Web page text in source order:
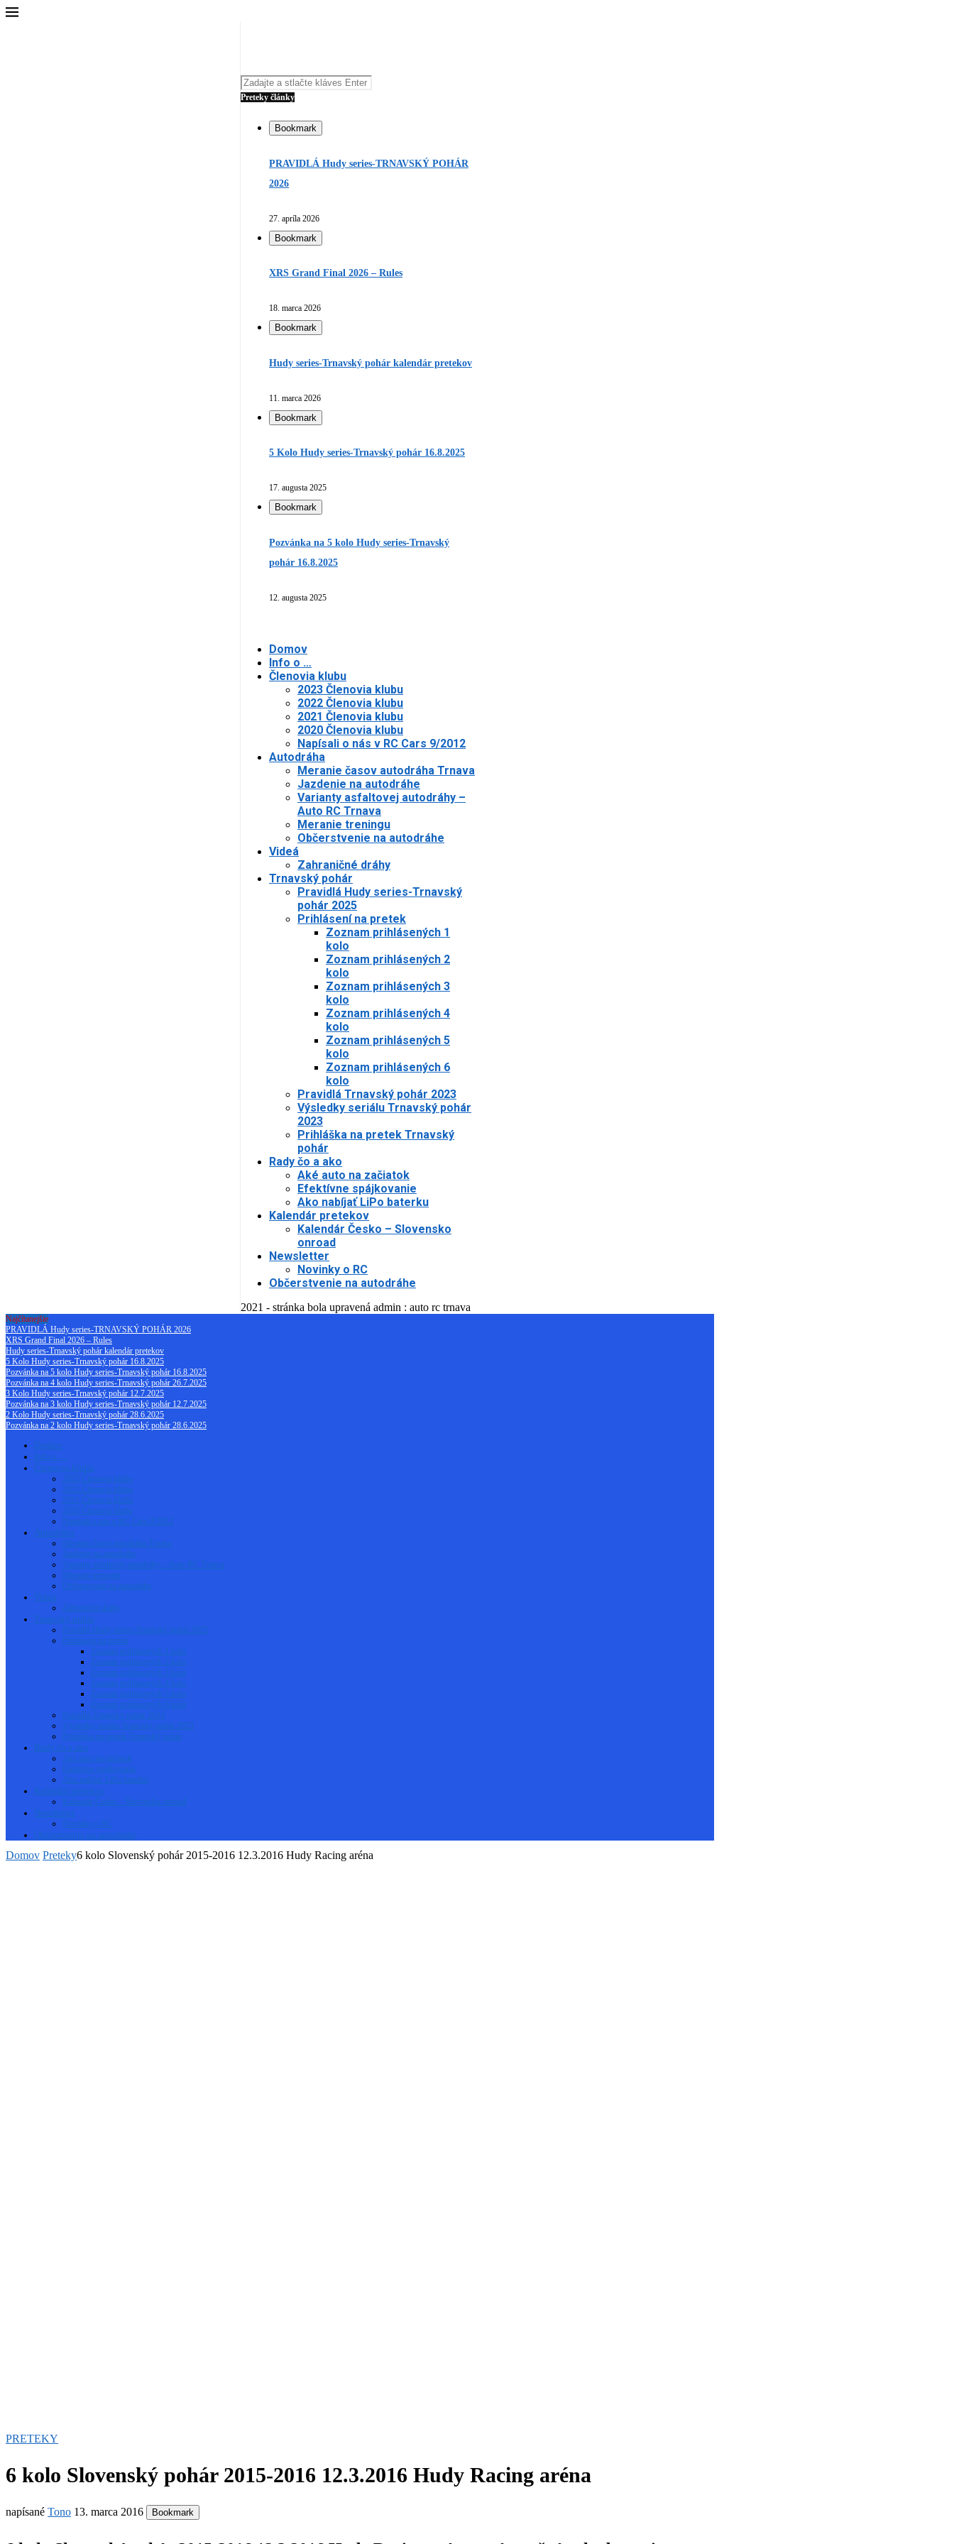
Preteky články
Bookmark
PRAVIDLÁ Hudy series-TRNAVSKÝ POHÁR
2026
27. apríla 2026
Bookmark
XRS Grand Final 2026 – Rules
18. marca 2026
Bookmark
Hudy series-Trnavský pohár kalendár pretekov
11. marca 2026
Bookmark
5 Kolo Hudy series-Trnavský pohár 16.8.2025
17. augusta 2025
Bookmark
Pozvánka na 5 kolo Hudy series-Trnavský
pohár 16.8.2025
12. augusta 2025
Domov
Info o …
Členovia klubu
2023 Členovia klubu
2022 Členovia klubu
2021 Členovia klubu
2020 Členovia klubu
Napísali o nás v RC Cars 9/2012
Autodráha
Meranie časov autodráha Trnava
Jazdenie na autodráhe
Varianty asfaltovej autodráhy –
Auto RC Trnava
Meranie treningu
Občerstvenie na autodráhe
Videá
Zahraničné dráhy
Trnavský pohár
Pravidlá Hudy series-Trnavský
pohár 2025
Prihlásení na pretek
Zoznam prihlásených 1
kolo
Zoznam prihlásených 2
kolo
Zoznam prihlásených 3
kolo
Zoznam prihlásených 4
kolo
Zoznam prihlásených 5
kolo
Zoznam prihlásených 6
kolo
Pravidlá Trnavský pohár 2023
Výsledky seriálu Trnavský pohár
2023
Prihláška na pretek Trnavský
pohár
Rady čo a ako
Aké auto na začiatok
Efektívne spájkovanie
Ako nabíjať LiPo baterku
Kalendár pretekov
Kalendár Česko – Slovensko
onroad
Newsletter
Novinky o RC
Občerstvenie na autodráhe
2021 - stránka bola upravená admin : auto rc trnava
Najčítanejšie
PRAVIDLÁ Hudy series-TRNAVSKÝ POHÁR 2026
XRS Grand Final 2026 – Rules
Hudy series-Trnavský pohár kalendár pretekov
5 Kolo Hudy series-Trnavský pohár 16.8.2025
Pozvánka na 5 kolo Hudy series-Trnavský pohár 16.8.2025
Pozvánka na 4 kolo Hudy series-Trnavský pohár 26.7.2025
3 Kolo Hudy series-Trnavský pohár 12.7.2025
Pozvánka na 3 kolo Hudy series-Trnavský pohár 12.7.2025
2 Kolo Hudy series-Trnavský pohár 28.6.2025
Pozvánka na 2 kolo Hudy series-Trnavský pohár 28.6.2025
Domov
Info o …
Členovia klubu
2023 Členovia klubu
2022 Členovia klubu
2021 Členovia klubu
2020 Členovia klubu
Napísali o nás v RC Cars 9/2012
Autodráha
Meranie časov autodráha Trnava
Jazdenie na autodráhe
Varianty asfaltovej autodráhy – Auto RC Trnava
Meranie treningu
Občerstvenie na autodráhe
Videá
Zahraničné dráhy
Trnavský pohár
Pravidlá Hudy series-Trnavský pohár 2025
Prihlásení na pretek
Zoznam prihlásených 1 kolo
Zoznam prihlásených 2 kolo
Zoznam prihlásených 3 kolo
Zoznam prihlásených 4 kolo
Zoznam prihlásených 5 kolo
Zoznam prihlásených 6 kolo
Pravidlá Trnavský pohár 2023
Výsledky seriálu Trnavský pohár 2023
Prihláška na pretek Trnavský pohár
Rady čo a ako
Aké auto na začiatok
Efektívne spájkovanie
Ako nabíjať LiPo baterku
Kalendár pretekov
Kalendár Česko – Slovensko onroad
Newsletter
Novinky o RC
Občerstvenie na autodráhe
Domov Preteky6 kolo Slovenský pohár 2015-2016 12.3.2016 Hudy Racing aréna
PRETEKY
6 kolo Slovenský pohár 2015-2016 12.3.2016 Hudy Racing aréna
napísané Tono 13. marca 2016 Bookmark